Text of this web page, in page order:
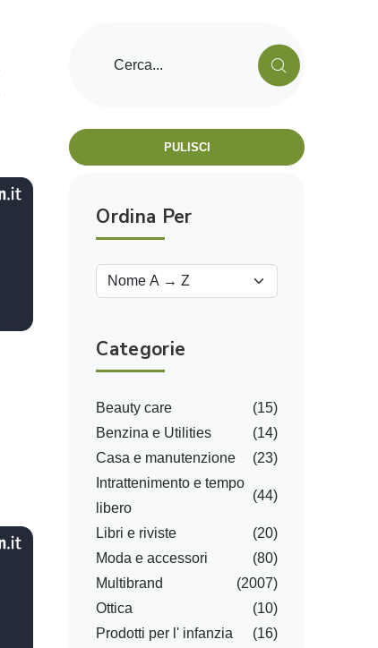
PULISCI
Ordina Per
Categorie
Beauty care
(15)
Benzina e Utilities
(14)
Casa e manutenzione
(23)
Intrattenimento e tempo
libero
(44)
Libri e riviste
(20)
Moda e accessori
(80)
Multibrand
(2007)
Ottica
(10)
Prodotti per l' infanzia
(16)